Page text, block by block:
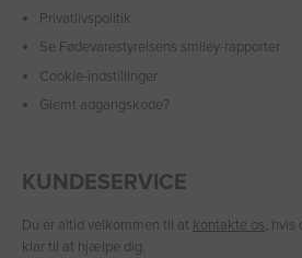
Privatlivspolitik
Se Fødevarestyrelsens smiley-rapporter
Cookie-indstillinger
Glemt adgangskode?
KUNDESERVICE
Du er altid velkommen til at kontakte os, hvis
klar til at hjælpe dig.